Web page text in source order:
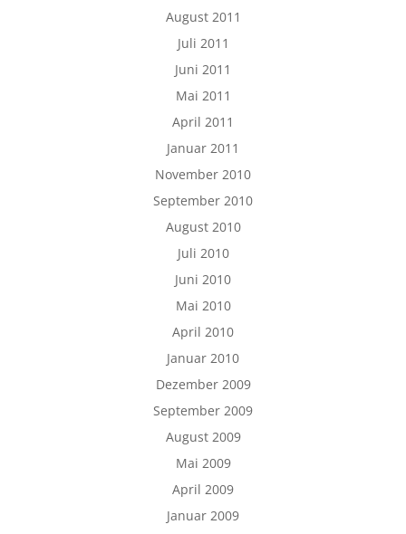
August 2011
Juli 2011
Juni 2011
Mai 2011
April 2011
Januar 2011
November 2010
September 2010
August 2010
Juli 2010
Juni 2010
Mai 2010
April 2010
Januar 2010
Dezember 2009
September 2009
August 2009
Mai 2009
April 2009
Januar 2009